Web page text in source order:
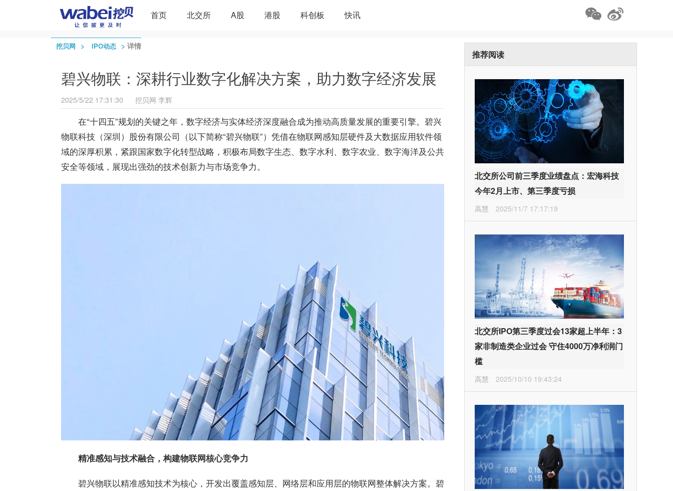
首页 北交所 A股 港股 科创板 快讯
挖贝网 > IPO动态 > 详情
碧兴物联：深耕行业数字化解决方案，助力数字经济发展
2025/5/22 17:31:30 挖贝网 李辉
在“十四五”规划的关键之年，数字经济与实体经济深度融合成为推动高质量发展的重要引擎。碧兴
物联科技（深圳）股份有限公司（以下简称“碧兴物联”）凭借在物联网感知层硬件及大数据应用软件领
域的深厚积累，紧跟国家数字化转型战略，积极布局数字生态、数字水利、数字农业、数字海洋及公共
安全等领域，展现出强劲的技术创新力与市场竞争力。
精准感知与技术融合，构建物联网核心竞争力
碧兴物联以精准感知技术为核心，开发出覆盖感知层、网络层和应用层的物联网整体解决方案。碧
推荐阅读
北交所公司前三季度业绩盘点：宏海科技
今年2月上市、第三季度亏损
高慧 2025/11/7 17:17:19
北交所IPO第三季度过会13家超上半年：3
家非制造类企业过会 守住4000万净利润门
槛
高慧 2025/10/10 19:43:24